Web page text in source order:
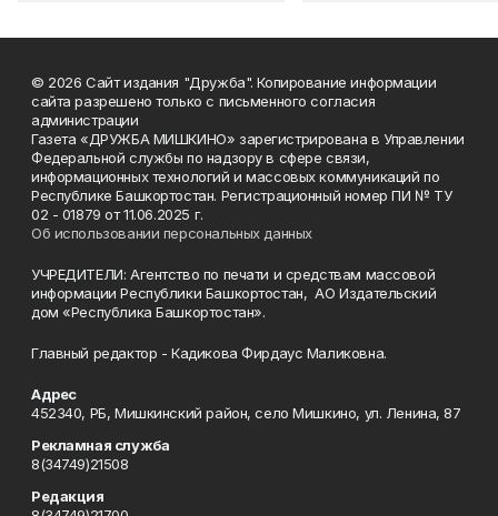
© 2026 Сайт издания "Дружба". Копирование информации
сайта разрешено только с письменного согласия
администрации
Газета «ДРУЖБА МИШКИНО» зарегистрирована в Управлении
Федеральной службы по надзору в сфере связи,
информационных технологий и массовых коммуникаций по
Республике Башкортостан. Регистрационный номер ПИ № ТУ
02 - 01879 от 11.06.2025 г.
Об использовании персональных данных
УЧРЕДИТЕЛИ: Агентство по печати и средствам массовой
информации Республики Башкортостан, АО Издательский
дом «Республика Башкортостан».
Главный редактор - Кадикова Фирдаус Маликовна.
Адрес
452340, РБ, Мишкинский район, село Мишкино, ул. Ленина, 87
Рекламная служба
8(34749)21508
Редакция